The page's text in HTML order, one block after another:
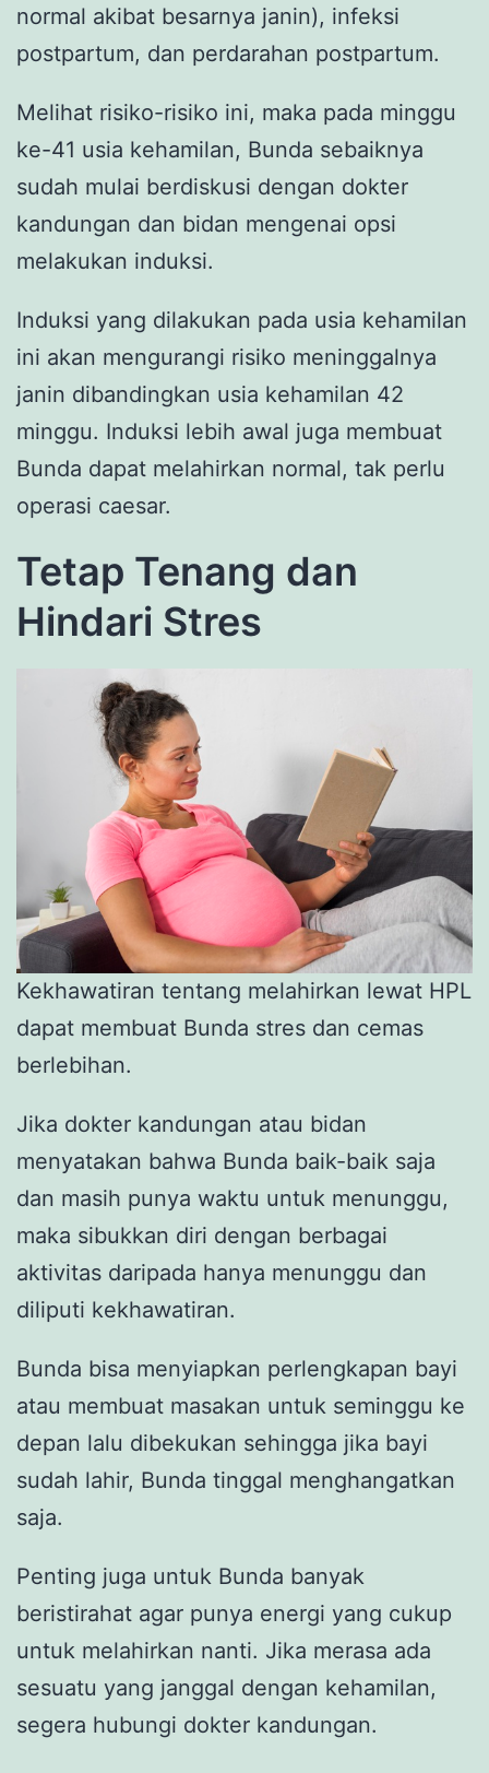
normal akibat besarnya janin), infeksi
postpartum, dan perdarahan postpartum.
Melihat risiko-risiko ini, maka pada minggu
ke-41 usia kehamilan, Bunda sebaiknya
sudah mulai berdiskusi dengan dokter
kandungan dan bidan mengenai opsi
melakukan induksi.
Induksi yang dilakukan pada usia kehamilan
ini akan mengurangi risiko meninggalnya
janin dibandingkan usia kehamilan 42
minggu. Induksi lebih awal juga membuat
Bunda dapat melahirkan normal, tak perlu
operasi caesar.
Tetap Tenang dan
Hindari Stres
Kekhawatiran tentang melahirkan lewat HPL
dapat membuat Bunda stres dan cemas
berlebihan.
Jika dokter kandungan atau bidan
menyatakan bahwa Bunda baik-baik saja
dan masih punya waktu untuk menunggu,
maka sibukkan diri dengan berbagai
aktivitas daripada hanya menunggu dan
diliputi kekhawatiran.
Bunda bisa menyiapkan perlengkapan bayi
atau membuat masakan untuk seminggu ke
depan lalu dibekukan sehingga jika bayi
sudah lahir, Bunda tinggal menghangatkan
saja.
Penting juga untuk Bunda banyak
beristirahat agar punya energi yang cukup
untuk melahirkan nanti. Jika merasa ada
sesuatu yang janggal dengan kehamilan,
segera hubungi dokter kandungan.